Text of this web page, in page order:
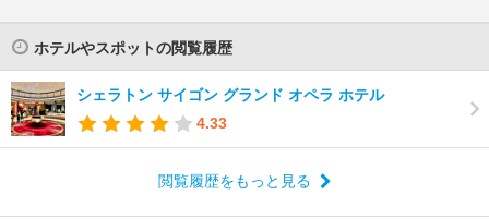
ホテルやスポットの閲覧履歴
シェラトン サイゴン グランド オペラ ホテル
4.33
閲覧履歴をもっと見る